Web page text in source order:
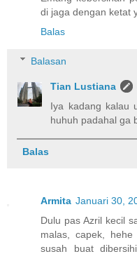
di jaga dengan ketat
Balas
Balasan
Tian Lustiana
Iya kadang kalau
huhuh padahal ga
Balas
Armita Januari 30,
Dulu pas Azril kecil
malas, capek,
susah buat